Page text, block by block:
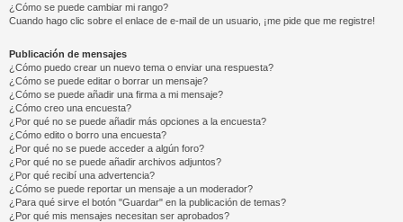
¿Cómo se puede cambiar mi rango?
Cuando hago clic sobre el enlace de e-mail de un usuario, ¡me pide que me registre!
Publicación de mensajes
¿Cómo puedo crear un nuevo tema o enviar una respuesta?
¿Cómo se puede editar o borrar un mensaje?
¿Cómo se puede añadir una firma a mi mensaje?
¿Cómo creo una encuesta?
¿Por qué no se puede añadir más opciones a la encuesta?
¿Cómo edito o borro una encuesta?
¿Por qué no se puede acceder a algún foro?
¿Por qué no se puede añadir archivos adjuntos?
¿Por qué recibí una advertencia?
¿Cómo se puede reportar un mensaje a un moderador?
¿Para qué sirve el botón "Guardar" en la publicación de temas?
¿Por qué mis mensajes necesitan ser aprobados?